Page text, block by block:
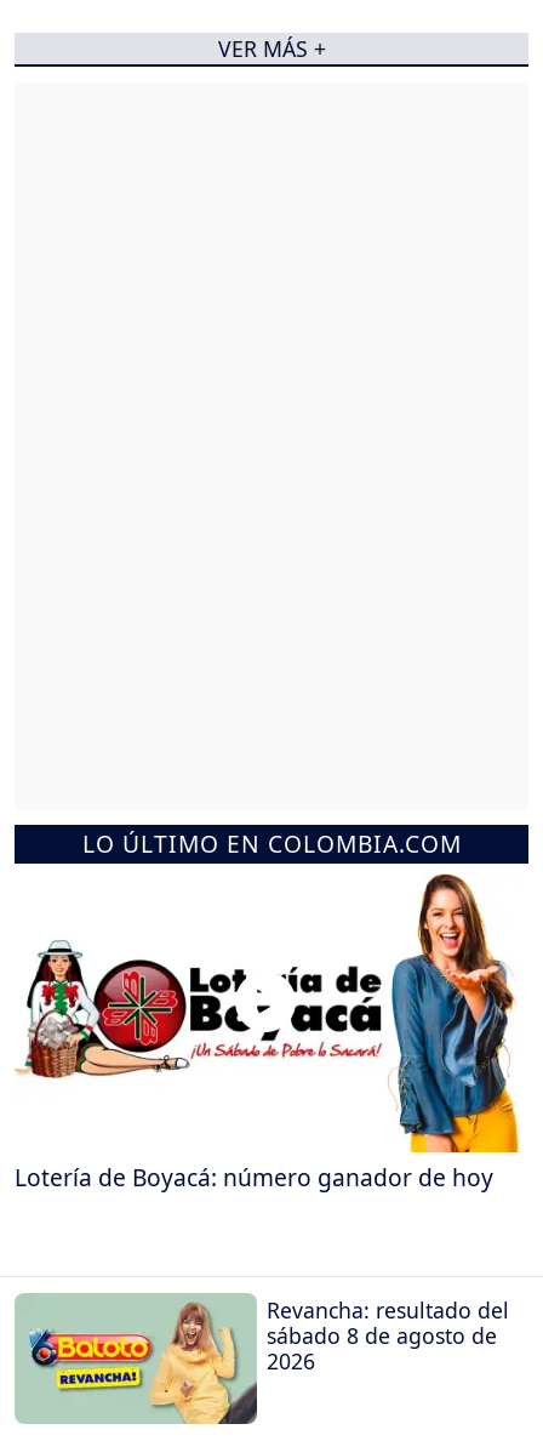
LO ÚLTIMO EN COLOMBIA.COM
Lotería de Boyacá: número ganador de hoy
Revancha: resultado del
sábado 8 de agosto de
2026
VER MÁS +